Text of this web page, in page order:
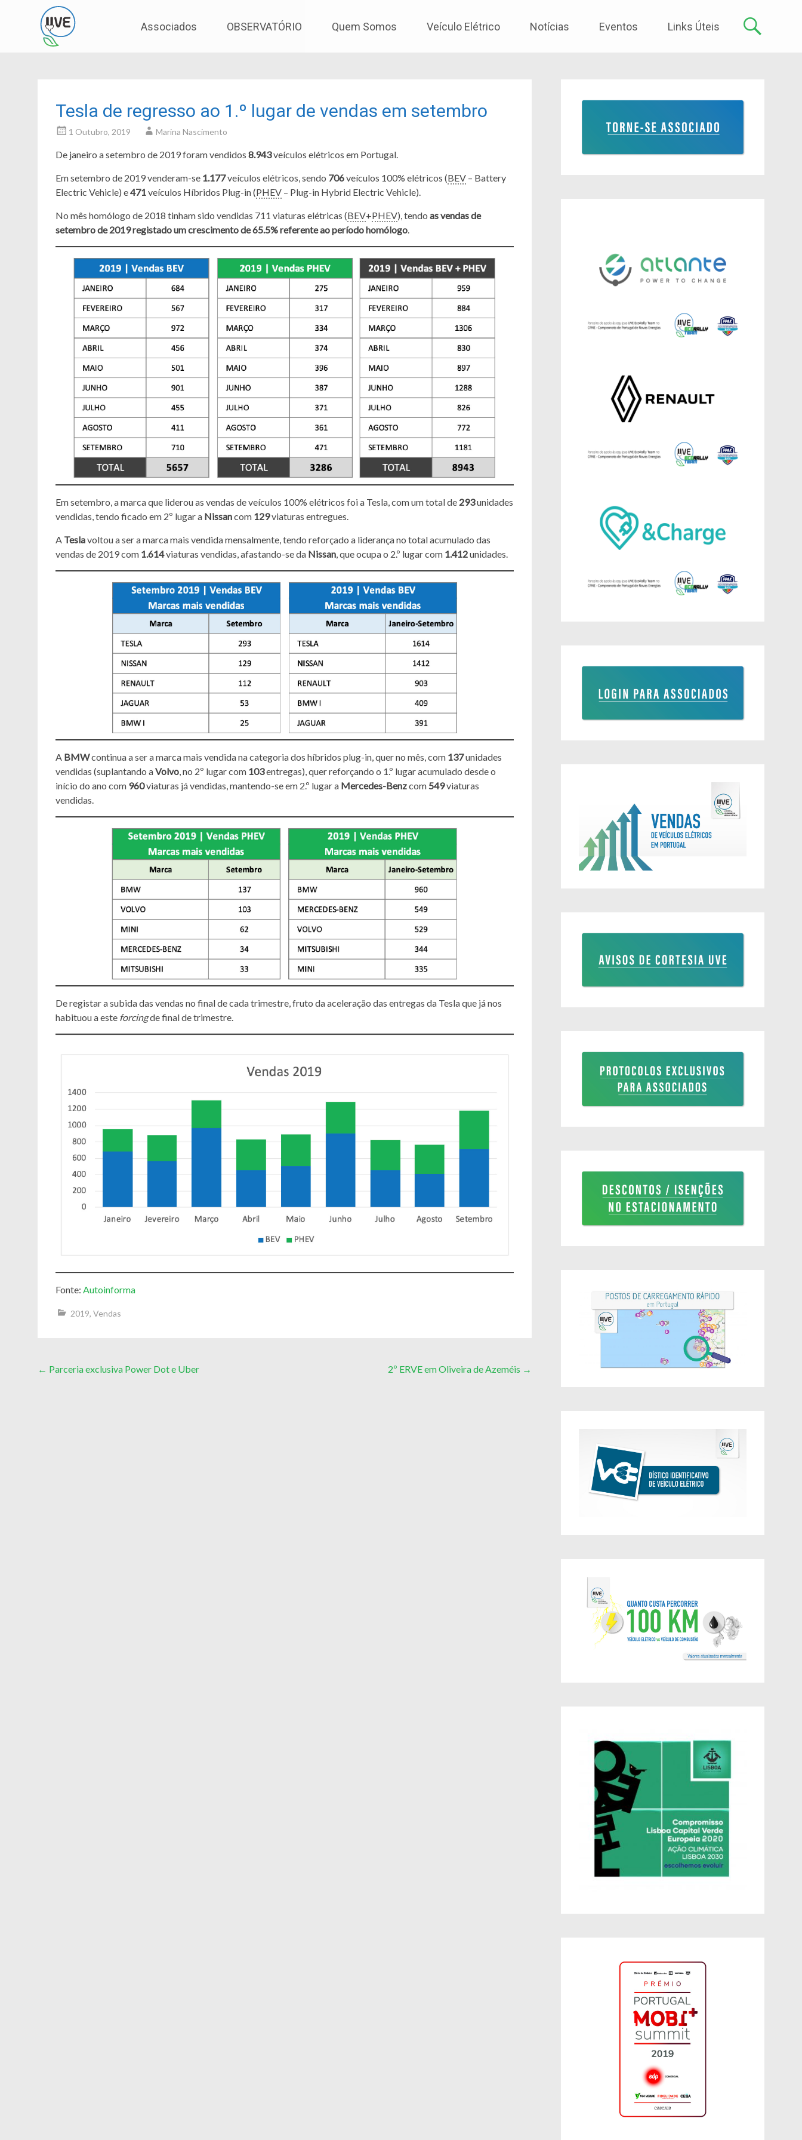
to
Associados OBSERVATÓRIO Quem Somos Veículo Elétrico Notícias Eventos Links Úteis
Tesla de regresso ao 1.º lugar de vendas em setembro
1 Outubro, 2019 Marina Nascimento
De janeiro a setembro de 2019 foram vendidos 8.943veículos elétricos em Portugal.
Em setembro de 2019 venderam-se 1.177veículos elétricos, sendo 706veículos 100% elétricos (BEV – Battery
Electric Vehicle) e471veículos Híbridos Plug-in (PHEV – Plug-in Hybrid Electric Vehicle).
No mês homólogo de 2018 tinham sido vendidas 711 viaturas elétricas (BEV+PHEV), tendo as vendas de
setembro de 2019 registado um crescimento de 65.5% referente ao período homólogo.
Em setembro, a marca que liderou as vendas de veículos 100% elétricos foi a Tesla, com um total de 293unidades
vendidas, tendo ficado em 2º lugar a Nissancom 129viaturas entregues.
A Teslavoltou a ser a marca mais vendida mensalmente, tendo reforçado a liderança no total acumulado das
vendas de 2019 com 1.614viaturas vendidas, afastando-se da Nissan , que ocupa o 2.º lugar com 1.412unidades.
A BMWcontinua a ser a marca mais vendida na categoria dos híbridos plug-in, quer no mês, com 137unidades
vendidas (suplantando aVolvo , no 2º lugar com 103entregas), quer reforçando o 1.º lugar acumulado desde o
início do ano com 960viaturas já vendidas, mantendo-se em 2.º lugar a Mercedes-Benzcom 549viaturas
vendidas.
De registar a subida das vendas no final de cada trimestre, fruto da aceleração das entregas da Tesla que já nos
habituou a este forcingde final de trimestre.
Fonte: Autoinforma
2019, Vendas
Post
← Parceria exclusiva Power Dot e Uber 2º ERVE em Oliveira de Azeméis →